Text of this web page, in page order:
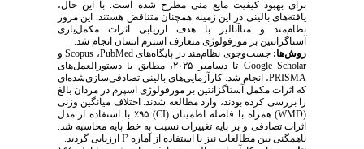
برای بهبود کیفیت مایع منی مطرح شده است. با این حال،
یافته‌های بالینی در این زمینه همچنان متناقض هستند. این مرور
نظام‌مند و متاآنالیز با هدف ارزیابی اثرات مکمل‌یاری
آستاگزانتین بر مورفولوژی متعارف اسپرم انسان انجام شد.
روش‌ها: جست‌وجوی نظام‌مند در پایگاه‌هایPubMed، Scopus و
Google Scholar تا دسامبر ۲۰۲۵، مطابق با دستورالعمل‌های
PRISMA، انجام شد. کارآزمایی‌های بالینی تصادفی‌سازی‌شده‌ای
که اثرات مکمل آستاگزانتین بر مورفولوژی اسپرم در مردان بالغ
را بررسی کرده بودند، وارد مطالعه شدند. اختلاف میانگین وزنی
(
WMD) همراه با فاصله اطمینان (CI) ۹۵ ٪ با استفاده از مدل
اثرات تصادفی و بر پایه تغییرات نسبت به خط پایه محاسبه شد.
ناهمگنی بین مطالعات نیز با استفاده از آماره I² ارزیابی گردید.